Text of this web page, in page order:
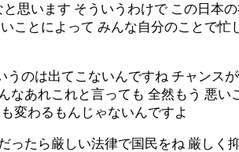
思います そういうわけで この日本
ことによって みんな自分のことで
のは出てこないんですね チャンス
あれこれと言っても 全然もう 悪
変わるもんじゃないんですよ
たら厳しい法律で国民をね 厳しく